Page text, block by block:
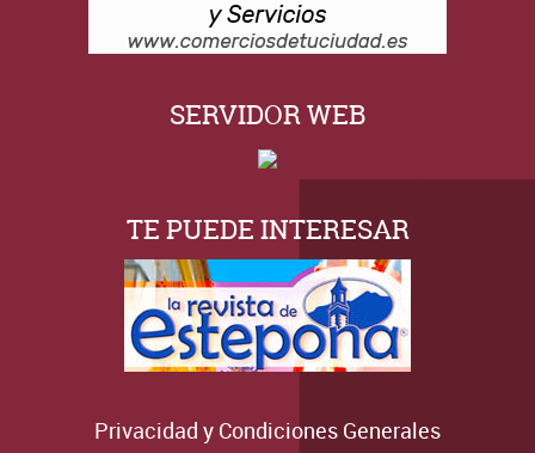
SERVIDOR WEB
TE PUEDE INTERESAR
Privacidad y Condiciones Generales